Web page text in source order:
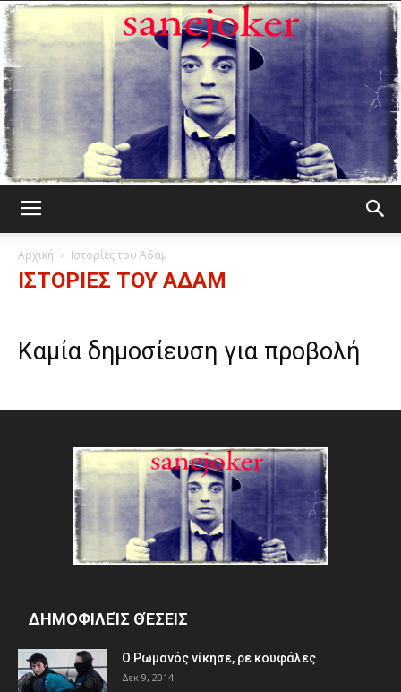
Αρχική Ιστορίες του Αδάμ
ΙΣΤΟΡΊΕΣ ΤΟΥ ΑΔΆΜ
Καμία δημοσίευση για προβολή
ΔΗΜΟΦΙΛΕΊΣ ΘΈΣΕΙΣ
Ο Ρωμανός νίκησε, ρε κουφάλες
Δεκ 9, 2014